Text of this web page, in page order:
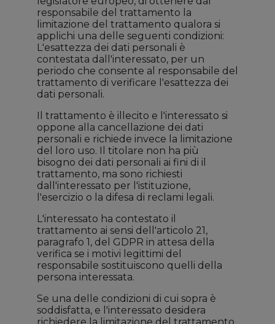
responsabile del trattamento la
limitazione del trattamento qualora si
applichi una delle seguenti condizioni:
L'esattezza dei dati personali è
contestata dall'interessato, per un
periodo che consente al responsabile del
trattamento di verificare l'esattezza dei
dati personali.
Il trattamento è illecito e l'interessato si
oppone alla cancellazione dei dati
personali e richiede invece la limitazione
del loro uso. Il titolare non ha più
bisogno dei dati personali ai fini di il
trattamento, ma sono richiesti
dall'interessato per l'istituzione,
l'esercizio o la difesa di reclami legali.
L'interessato ha contestato il
trattamento ai sensi dell'articolo 21,
paragrafo 1, del GDPR in attesa della
verifica se i motivi legittimi del
responsabile sostituiscono quelli della
persona interessata.
Se una delle condizioni di cui sopra è
soddisfatta, e l'interessato desidera